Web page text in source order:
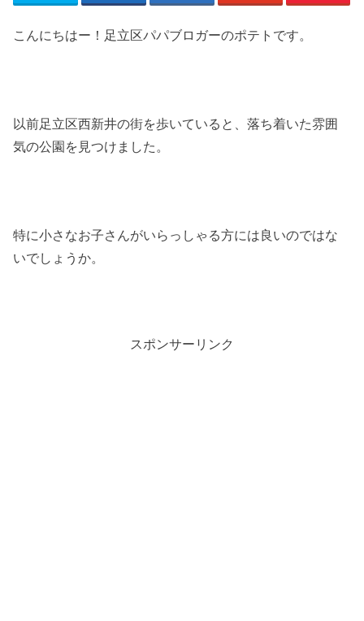
こんにちはー！足立区パパブロガーのポテトです。
以前足立区西新井の街を歩いていると、落ち着いた雰囲
気の公園を見つけました。
特に小さなお子さんがいらっしゃる方には良いのではな
いでしょうか。
スポンサーリンク